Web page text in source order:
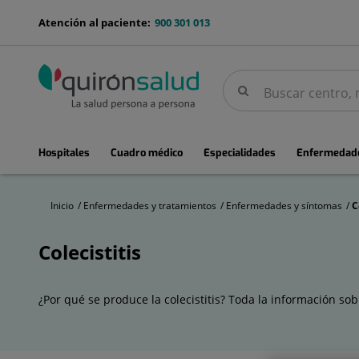
menu-
900 301 013
Atención al paciente:
BuscarBuscar
menuPrincipal
Hospitales Cuadro médico Especialidades
Inicio Enfermedades y tratamientos Enfermedades y síntomas
Colecistitis
Colecistitis
¿Por qué se produce la colecistitis? Toda la información